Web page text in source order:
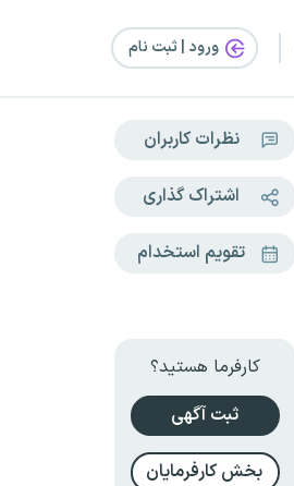
ورود | ثبت‌ نام
نظرات کاربران
اشتراک گذاری
تقویم استخدام
کارفرما هستید؟
ثبت آگهی
بخش کارفرمایان